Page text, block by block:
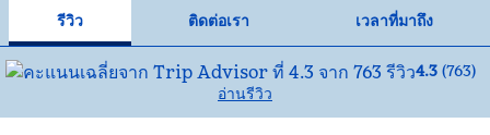
รีวิว ติดต่อเรา
เวลาที่มาถึง
4.3 (763)
อ่านรีวิว